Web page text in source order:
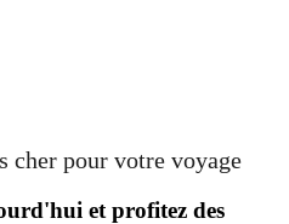
cher pour votre voyage
et profitez des